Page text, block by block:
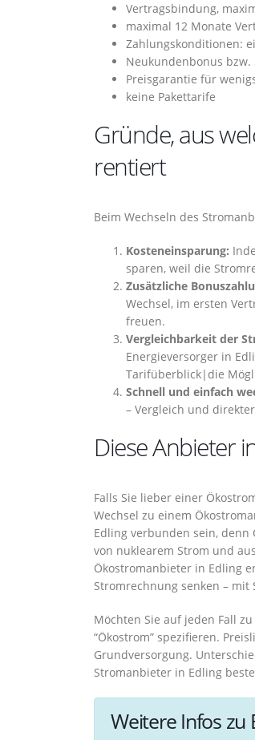
Vertragsbindung,
maximal 12 Monate
Zahlungskonditionen:
Neukundenbonus bzw.
Preisgarantie für
keine Pakettarife
Gründe, aus
rentiert
Beim Wechseln des
Kosteneinsparung:
sparen, weil die
Zusätzliche
Wechsel, im ersten
freuen.
Vergleichbarkeit der
Energieversorger in
Tarifüberblick|die
Schnell und einfach
– Vergleich und
Diese Anbieter
Falls Sie lieber einer
Wechsel zu einem
Edling verbunden sein,
von nuklearem Strom und
Ökostromanbieter in Edling
Stromrechnung senken –
Möchten Sie auf jeden Fall
“Ökostrom” spezifieren.
Grundversorgung.
Stromanbieter in Edling
Weitere Infos zu